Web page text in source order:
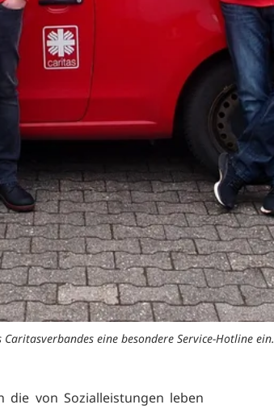
eine besondere Service-Hotline ein.
die von Sozialleistungen leben